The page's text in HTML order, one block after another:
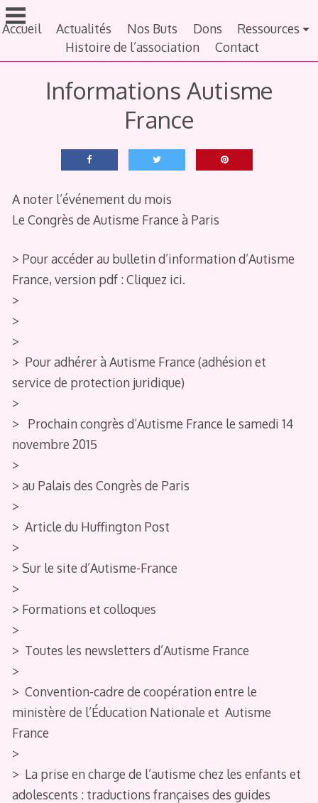
Aller
au
principal
Accueil Actualités Nos Buts Dons
Ressources
Histoire de l’association
Contact
Informations Autisme
France
A noter l’événement du mois
Le Congrès de Autisme France à Paris
> Pour accéder au bulletin d’information d’Autisme
France, version pdf : Cliquez ici.
>
>
>
> Pour adhérer à Autisme France (adhésion et
service de protection juridique)
>
> Prochain congrès d’Autisme France le samedi 14
novembre 2015
>
> au Palais des Congrès de Paris
>
> Article du Huffington Post
>
> Sur le site d’Autisme-France
>
> Formations et colloques
>
> Toutes les newsletters d’Autisme France
>
> Convention-cadre de coopération entre le
ministère de l’Éducation Nationale et Autisme
France
>
> La prise en charge de l’autisme chez les enfants et
adolescents : traductions françaises des guides